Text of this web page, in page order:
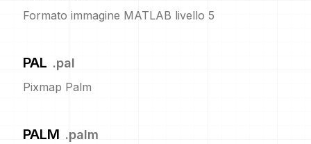
Formato immagine MATLAB livello 5
PAL .pal
Pixmap Palm
PALM .palm